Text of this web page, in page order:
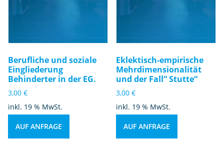
Berufliche und soziale
Eingliederung
Behinderter in der EG.
3,00 €
inkl. 19 % MwSt.
AUF ANFRAGE
Eklektisch-empirische
Mehrdimensionalität
und der Fall“ Stutte“
3,00€
inkl. 19 % MwSt.
AUF ANFRAGE